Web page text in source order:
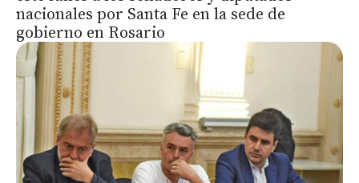
nacionales por Santa Fe en la sede de
gobierno en Rosario